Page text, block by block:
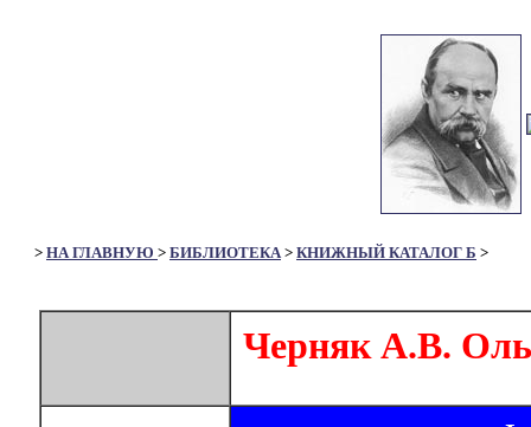
> НА ГЛАВНУЮ > БИБЛИОТЕКА> КНИЖНЫЙ КАТАЛОГ Б >
Черняк А.В.